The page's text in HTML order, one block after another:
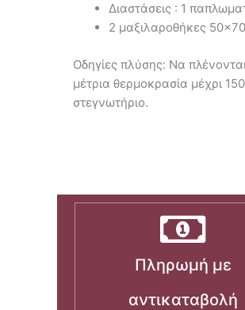
Διαστάσεις : 1
2 μαξιλαροθήκες
Οδηγίες πλύσης: Να
μέτρια θερμοκρασία μέχρι
στεγνωτήριο.
Πληρωμή με
αντικαταβολή